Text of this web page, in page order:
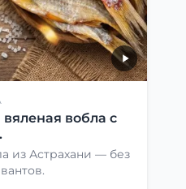
вобла с
из Астрахани — без